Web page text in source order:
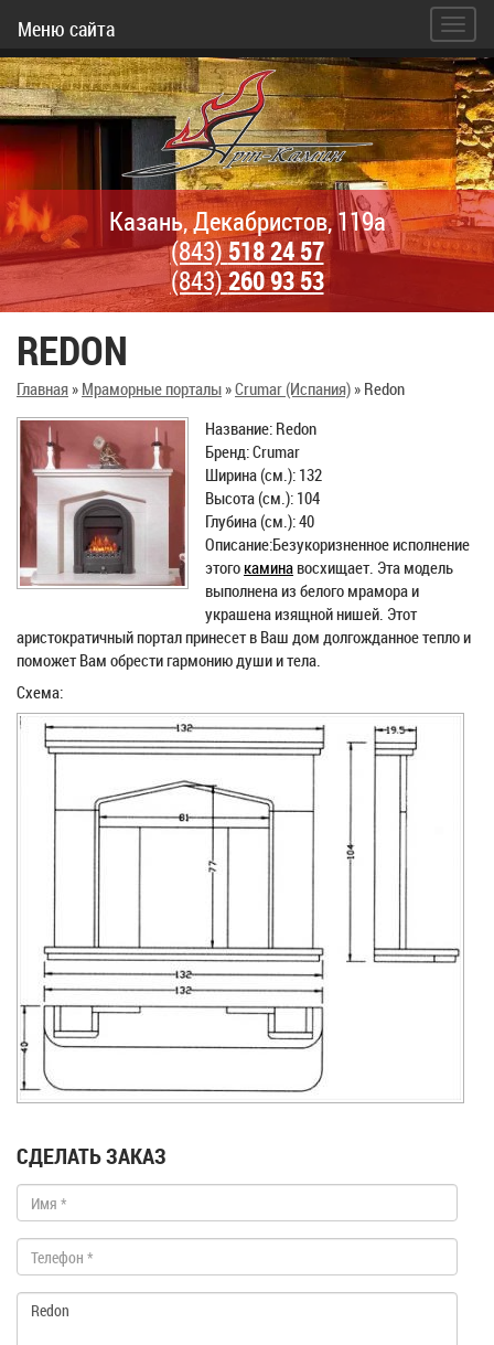
Меню сайта
Казань, Декабристов, 119а
(843)518 24 57
(843)260 93 53
REDON
Главная» Мраморные порталы»Crumar (Испания)» Redon
Название: Redon
Бренд: Crumar
Ширина (см.): 132
Высота (см.): 104
Глубина (см.): 40
Описание:Безукоризненное исполнение
этого камина восхищает. Эта модель
выполнена из белого мрамора и
украшена изящной нишей. Этот
аристократичный портал принесет в Ваш дом долгожданное тепло и
поможет Вам обрести гармонию души и тела.
Схема:
СДЕЛАТЬ ЗАКАЗ